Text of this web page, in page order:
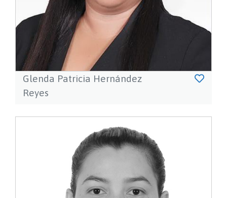
Glenda Patricia Hernández
Reyes